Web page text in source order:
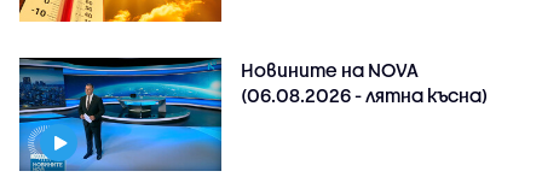
Новините на NOVA
(06.08.2026 - лятна късна)